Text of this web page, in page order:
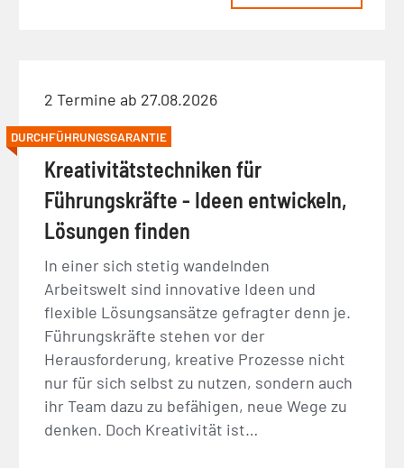
2 Termine ab 27.08.2026
DURCHFÜHRUNGSGARANTIE
Kreativitätstechniken für
Führungskräfte - Ideen entwickeln,
Lösungen finden
In einer sich stetig wandelnden
Arbeitswelt sind innovative Ideen und
flexible Lösungsansätze gefragter denn je.
Führungskräfte stehen vor der
Herausforderung, kreative Prozesse nicht
nur für sich selbst zu nutzen, sondern auch
ihr Team dazu zu befähigen, neue Wege zu
denken. Doch Kreativität ist…